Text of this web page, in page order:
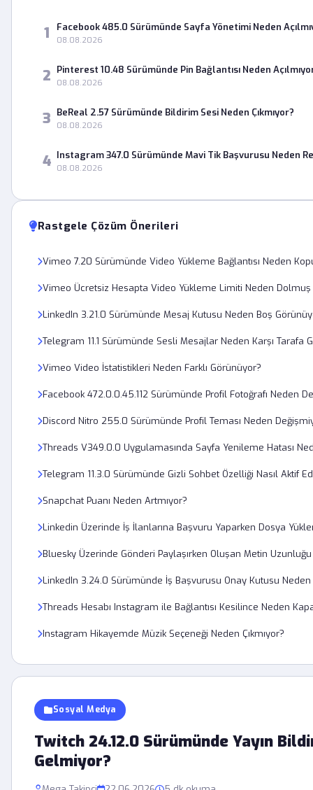
Sosyal Medya
Twitch 24.12.0 Sürümünde Yayın
Gelmiyor?
1 Facebook 485.0 Sürümünde Sayfa Yönetimi Neden
08.08.2026
2 Pinterest 10.48 Sürümünde Pin Bağlantısı Neden
08.08.2026
3 BeReal 2.57 Sürümünde Bildirim Sesi Neden Çıkmıyor?
08.08.2026
4 Instagram 347.0 Sürümünde Mavi Tik Başvurusu Neden
08.08.2026
Rastgele Çözüm Önerileri
Vimeo 7.20 Sürümünde Video Yükleme Bağlantısı Neden
Vimeo Ücretsiz Hesapta Video Yükleme Limiti Neden
LinkedIn 3.21.0 Sürümünde Mesaj Kutusu Neden Boş
Telegram 11.1 Sürümünde Sesli Mesajlar Neden Karşı Tarafa
Vimeo Video İstatistikleri Neden Farklı Görünüyor?
Facebook 472.0.0.45.112 Sürümünde Profil Fotoğrafı Neden
Discord Nitro 255.0 Sürümünde Profil Teması Neden
Threads V349.0.0 Uygulamasında Sayfa Yenileme Hatası
Telegram 11.3.0 Sürümünde Gizli Sohbet Özelliği Nasıl Aktif
Snapchat Puanı Neden Artmıyor?
Linkedin Üzerinde İş İlanlarına Başvuru Yaparken Dosya
Bluesky Üzerinde Gönderi Paylaşırken Oluşan Metin Uzunluğu
LinkedIn 3.24.0 Sürümünde İş Başvurusu Onay Kutusu
Threads Hesabı Instagram ile Bağlantısı Kesilince Neden
Instagram Hikayemde Müzik Seçeneği Neden Çıkmıyor?